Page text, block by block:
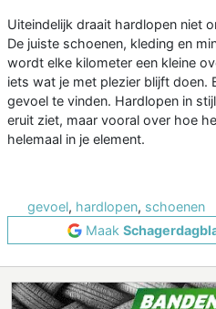
Uiteindelijk draait hardlopen niet
De juiste schoenen, kleding en
wordt elke kilometer een kleine
iets wat je met plezier blijft doen.
gevoel te vinden. Hardlopen in
eruit ziet, maar vooral over hoe
helemaal in je element.
gevoel, hardlopen, schoenen
Maak